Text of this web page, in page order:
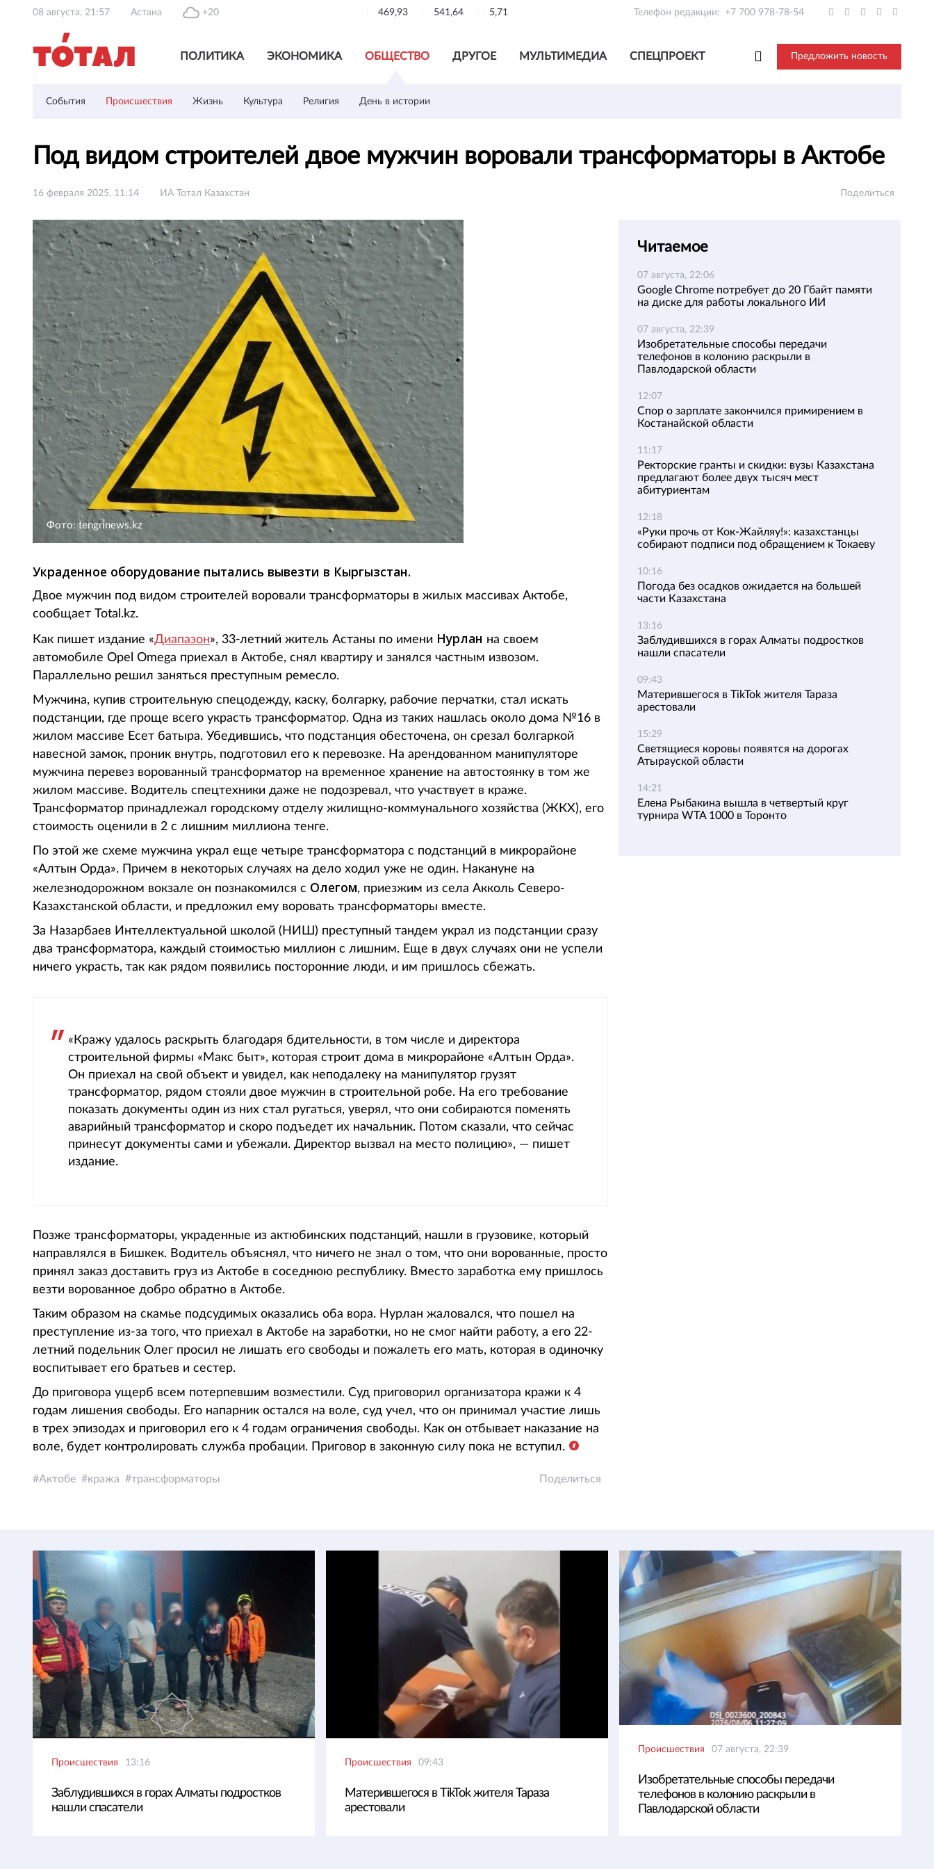
08 августа, 21:57 Астана +20 469,93 541,64 5,71 Телефон редакции: +7 700 978-78-54
ПОЛИТИКА ЭКОНОМИКА ОБЩЕСТВО ДРУГОЕ МУЛЬТИМЕДИА СПЕЦПРОЕКТ Предложить новость
События Происшествия Жизнь Культура Религия День в истории
Под видом строителей двое мужчин воровали трансформаторы в Актобе
16 февраля 2025, 11:14 ИА Тотал Казахстан Поделиться
Фото: tengrinews.kz
Украденное оборудование пытались вывезти в Кыргызстан.
Двое мужчин под видом строителей воровали трансформаторы в жилых массивах Актобе,
сообщает Total.kz.
Как пишет издание «Диапазон», 33-летний житель Астаны по имени Нурлан на своем
автомобиле Opel Omega приехал в Актобе, снял квартиру и занялся частным извозом.
Параллельно решил заняться преступным ремесло.
Мужчина, купив строительную спецодежду, каску, болгарку, рабочие перчатки, стал искать
подстанции, где проще всего украсть трансформатор. Одна из таких нашлась около дома №16 в
жилом массиве Есет батыра. Убедившись, что подстанция обесточена, он срезал болгаркой
навесной замок, проник внутрь, подготовил его к перевозке. На арендованном манипуляторе
мужчина перевез ворованный трансформатор на временное хранение на автостоянку в том же
жилом массиве. Водитель спецтехники даже не подозревал, что участвует в краже.
Трансформатор принадлежал городскому отделу жилищно-коммунального хозяйства (ЖКХ), его
стоимость оценили в 2 с лишним миллиона тенге.
По этой же схеме мужчина украл еще четыре трансформатора с подстанций в микрорайоне
«Алтын Орда». Причем в некоторых случаях на дело ходил уже не один. Накануне на
железнодорожном вокзале он познакомился с Олегом, приезжим из села Акколь Северо-
Казахстанской области, и предложил ему воровать трансформаторы вместе.
За Назарбаев Интеллектуальной школой (НИШ) преступный тандем украл из подстанции сразу
два трансформатора, каждый стоимостью миллион с лишним. Еще в двух случаях они не успели
ничего украсть, так как рядом появились посторонние люди, и им пришлось сбежать.
«Кражу удалось раскрыть благодаря бдительности, в том числе и директора
строительной фирмы «Макс быт», которая строит дома в микрорайоне «Алтын Орда».
Он приехал на свой объект и увидел, как неподалеку на манипулятор грузят
трансформатор, рядом стояли двое мужчин в строительной робе. На его требование
показать документы один из них стал ругаться, уверял, что они собираются поменять
аварийный трансформатор и скоро подъедет их начальник. Потом сказали, что сейчас
принесут документы сами и убежали. Директор вызвал на место полицию», — пишет
издание.
Позже трансформаторы, украденные из актюбинских подстанций, нашли в грузовике, который
направлялся в Бишкек. Водитель объяснял, что ничего не знал о том, что они ворованные, просто
принял заказ доставить груз из Актобе в соседнюю республику. Вместо заработка ему пришлось
везти ворованное добро обратно в Актобе.
Таким образом на скамье подсудимых оказались оба вора. Нурлан жаловался, что пошел на
преступление из-за того, что приехал в Актобе на заработки, но не смог найти работу, а его 22-
летний подельник Олег просил не лишать его свободы и пожалеть его мать, которая в одиночку
воспитывает его братьев и сестер.
До приговора ущерб всем потерпевшим возместили. Суд приговорил организатора кражи к 4
годам лишения свободы. Его напарник остался на воле, суд учел, что он принимал участие лишь
в трех эпизодах и приговорил его к 4 годам ограничения свободы. Как он отбывает наказание на
воле, будет контролировать служба пробации. Приговор в законную силу пока не вступил.
Актобе кража трансформаторы Поделиться
Читаемое
07 августа, 22:06
Google Chrome потребует до 20 Гбайт памяти
на диске для работы локального ИИ
07 августа, 22:39
Изобретательные способы передачи
телефонов в колонию раскрыли в
Павлодарской области
12:07
Спор о зарплате закончился примирением в
Костанайской области
11:17
Ректорские гранты и скидки: вузы Казахстана
предлагают более двух тысяч мест
абитуриентам
12:18
«Руки прочь от Кок-Жайляу!»: казахстанцы
собирают подписи под обращением к Токаеву
10:16
Погода без осадков ожидается на большей
части Казахстана
13:16
Заблудившихся в горах Алматы подростков
нашли спасатели
09:43
Матерившегося в TikTok жителя Тараза
арестовали
15:29
Светящиеся коровы появятся на дорогах
Атырауской области
14:21
Елена Рыбакина вышла в четвертый круг
турнира WTA 1000 в Торонто
Происшествия 13:16
Заблудившихся в горах Алматы подростков
нашли спасатели
Происшествия 09:43
Матерившегося в TikTok жителя Тараза
арестовали
Происшествия 07 августа, 22:39
Изобретательные способы передачи
телефонов в колонию раскрыли в
Павлодарской области